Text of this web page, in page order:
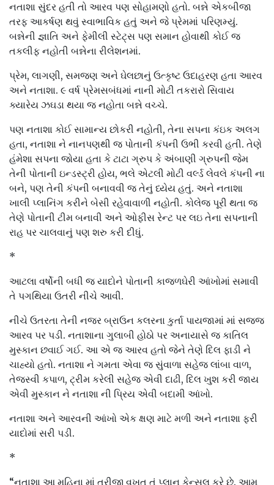
નતાશા સુંદર હતી તો આરવ પણ સોહામણો હતો. બન્ને એકબીજા
તરફ આકર્ષણ થવું સ્વાભાવિક હતું અને જે પ્રેમમાં પરિણમ્યું.
બન્નેની જ્ઞાતિ અને ફેમીલી સ્ટેટ્સ પણ સમાન હોવાથી કોઈ જ
તકલીફ નહોતી બન્નેના રીલેશનમાં.
પ્રેમ, લાગણી, સમજણ અને ઘેલછાનું ઉત્કૃષ્ટ ઉદાહરણ હતા આરવ
અને નતાશા. ૯ વર્ષ પ્રેમસબંધમાં નાની મોટી તકરારો સિવાય
ક્યારેય ઝઘડા થયા જ નહોતા બન્ને વચ્ચે.
પણ નતાશા કોઈ સામાન્ય છોકરી નહોતી, તેના સપના કંઇક અલગ
હતા, નતાશા ને નાનપણથી જ પોતાની કંપની ઉભી કરવી હતી. તેણે
હંમેશા સપના જોયા હતા કે ટાટા ગ્રુપ કે અંબાણી ગ્રુપની જેમ
તેની પોતાની ઇન્ડસ્ટ્રી હોય, ભલે એટલી મોટી વર્લ્ડ લેવલે કંપની ના
બને, પણ તેની કંપની બનાવવી જ તેનું ધ્યેય હતું. અને નતાશા
ખાલી પ્લાનિંગ કરીને બેસી રહેવાવાળી નહોતી. કોલેજ પૂરી થતા જ
તેણે પોતાની ટીમ બનાવી અને ઓફીસ રેન્ટ પર લઇ તેના સપનાની
રાહ પર ચાલવાનું પણ શરુ કરી દીધું.
*
આટલા વર્ષોની બધી જ યાદોને પોતાની કાજળઘેરી આંખોમાં સમાવી
તે પગથિયા ઉતરી નીચે આવી.
નીચે ઉતરતા તેની નજર બ્રાઉન કલરના કુર્તા પાયજામાં માં સજ્જ
આરવ પર પડી. નતાશાના ગુલાબી હોઠો પર અનાયાસે જ કાતિલ
મુસ્કાન છવાઈ ગઈ. આ એ જ આરવ હતો જેને તેણે દિલ ફાડી ને
ચાહ્યો હતો. નતાશા ને ગમતા એવા જ સુંવાળા સહેજ લાંબા વાળ,
તેજસ્વી કપાળ, ટ્રીમ કરેલી સહેજ એવી દાઢી, દિલ ખુશ કરી જાય
એવી મુસ્કાન ને નતાશા ની પ્રિય એવી બદામી આંખો.
નતાશા અને આરવની આંખો એક ક્ષણ માટે મળી અને નતાશા ફરી
યાદોમાં સરી પડી.
*
“નતાશા આ મહિના માં ત્રીજી વખત તું પ્લાન કેન્સલ કરે છે. આમ